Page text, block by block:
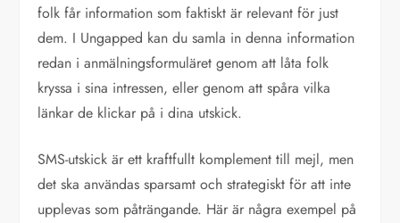
folk får information som faktiskt är relevant för just
dem. I Ungapped kan du samla in denna information
redan i anmälningsformuläret genom att låta folk
kryssa i sina intressen, eller genom att spåra vilka
länkar de klickar på i dina utskick.
SMS-utskick är ett kraftfullt komplement till mejl, men
det ska användas sparsamt och strategiskt för att inte
upplevas som påträngande. Här är några exempel på